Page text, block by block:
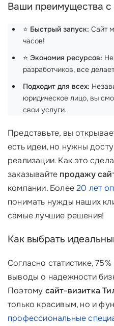
Ваши преимущества с
⭐ Быстрый запуск: Сайт
часов!
⭐ Экономия ресурсов:
разработчиков, все
Подходит для всех:
юридическое лицо, вы
свои услуги.
Представьте, вы
есть идеи, но нужны
реализации. Как это
заказывайте продажу
компании. Более20 лет
понимать нужды наших
самые лучшие решения!
Как выбрать
Согласно статистике,
выводы о надежности
Поэтому сайт-визитка
только красивым, но и
профессиональные